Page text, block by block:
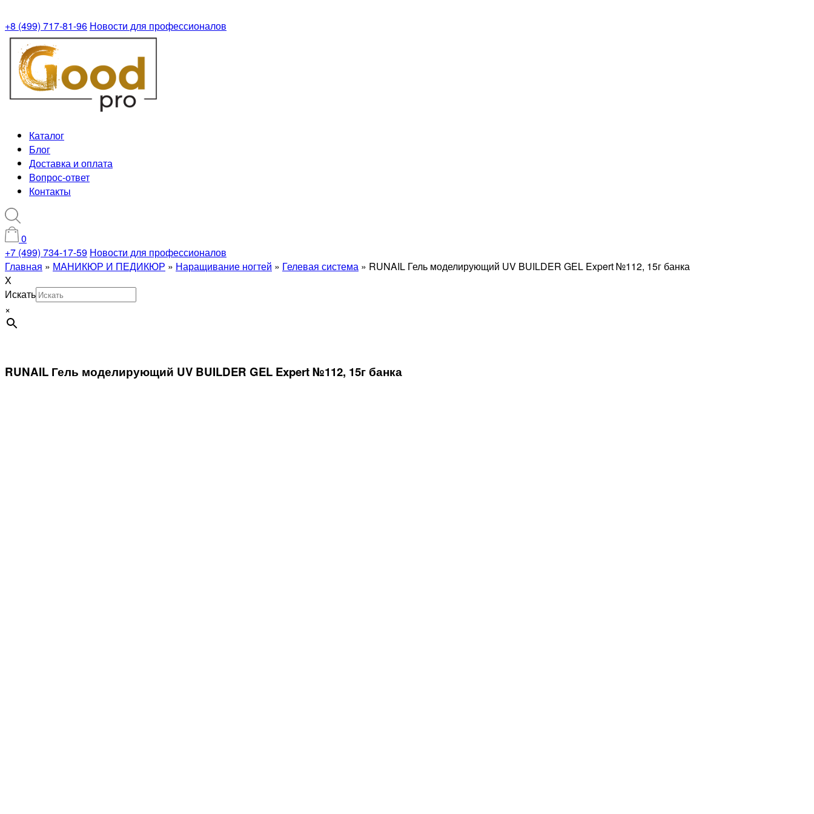
+8 (499) 717-81-96 Новости для профессионалов
Каталог
Блог
Доставка и оплата
Вопрос-ответ
Контакты
0
+7 (499) 734-17-59 Новости для профессионалов
Главная » МАНИКЮР И ПЕДИКЮР » Наращивание ногтей » Гелевая система » RUNAIL Гель моделирующий UV BUILDER GEL Expert №112, 15г банка
X
Искать
×
RUNAIL Гель моделирующий UV BUILDER GEL Expert №112, 15г банка